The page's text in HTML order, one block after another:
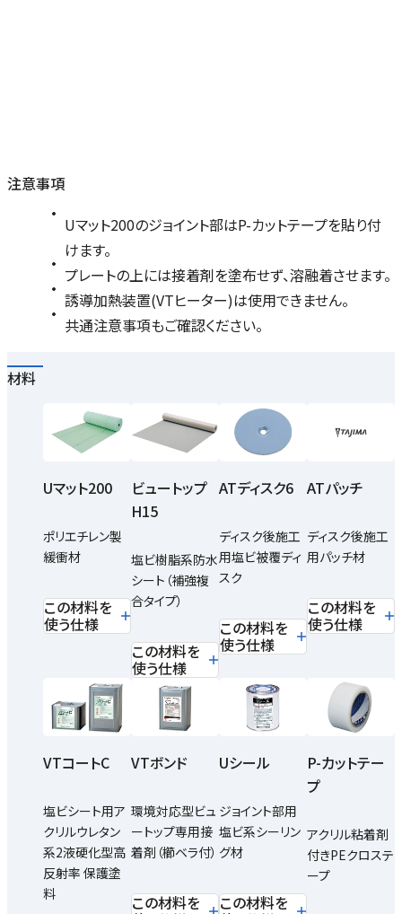
注意事項
Uマット200のジョイント部はP-カットテープを貼り付
けます。
プレートの上には接着剤を塗布せず、溶融着させます。
誘導加熱装置(VTヒーター)は使用できません。
共通注意事項もご確認ください。
材料
Uマット200
ポリエチレン製
緩衝材
この材料を
使う仕様
ビュートップ
H15
塩ビ樹脂系防水
シート（補強複
合タイプ）
この材料を
使う仕様
ATディスク6
ディスク後施工
用塩ビ被覆ディ
スク
この材料を
使う仕様
ATパッチ
ディスク後施工
用パッチ材
この材料を
使う仕様
VTコートC
塩ビシート用ア
クリルウレタン
系2液硬化型高
反射率 保護塗
料
VTボンド
環境対応型ビュ
ートップ専用接
着剤（櫛ベラ付）
この材料を
Uシール
ジョイント部用
塩ビ系シーリン
グ材
この材料を
P-カットテー
プ
アクリル粘着剤
付きPEクロステ
ープ